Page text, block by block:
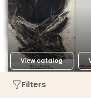
View catalog
Filters